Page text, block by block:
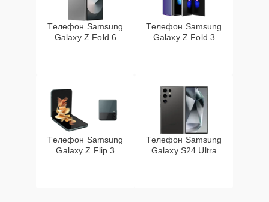
Телефон Samsung
Galaxy Z Fold 6
Телефон Samsung
Galaxy Z Fold 3
Телефон Samsung
Galaxy Z Flip 3
Телефон Samsung
Galaxy S24 Ultra